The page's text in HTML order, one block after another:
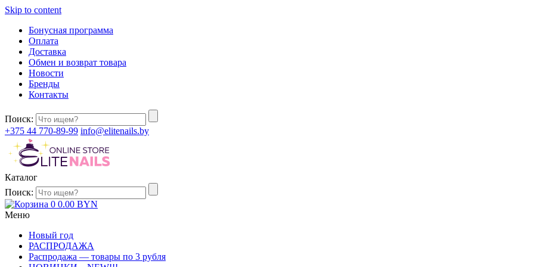
Skip to content
Бонусная программа
Оплата
Доставка
Обмен и возврат товара
Новости
Бренды
Контакты
Поиск:
+375 44 770-89-99 info@elitenails.by
Каталог
Поиск:
0 0.00 BYN
Меню
Новый год
РАСПРОДАЖА
Распродажа — товары по 3 рубля